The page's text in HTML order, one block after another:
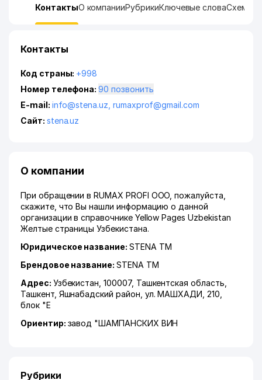
КонтактыО компанииРубрикиКлючевые словаСхема
Контакты
Код страны: +998
Номер телефона:
90 позвонить
E-mail: info@stena.uz rumaxprof@gmail.com
Сайт: stena.uz
О компании
При обращении в RUMAX PROFI ООО, пожалуйста,
скажите, что Вы нашли информацию о данной
организации в справочнике Yellow Pages Uzbekistan
Желтые страницы Узбекистана.
Юридическое название: STENA ТМ
Брендовое название: STENA ТМ
Адрес: Узбекистан, 100007, Ташкентская область
Ташкент, Яшнабадский район ул. МАШХАДИ , 210,
блок "Е
Ориентир: завод "ШАМПАНСКИХ ВИН
Рубрики